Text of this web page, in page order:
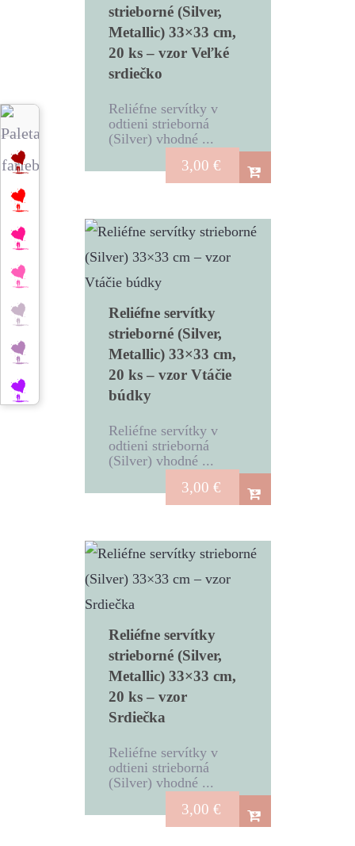
strieborné (Silver,
Metallic) 33×33 cm,
20 ks – vzor Veľké
srdiečko
Reliéfne servítky v
odtieni strieborná
(Silver) vhodné ...
3,00 €
Reliéfne servítky
strieborné (Silver,
Metallic) 33×33 cm,
20 ks – vzor Vtáčie
búdky
Reliéfne servítky v
odtieni strieborná
(Silver) vhodné ...
3,00 €
Reliéfne servítky
strieborné (Silver,
Metallic) 33×33 cm,
20 ks – vzor
Srdiečka
Reliéfne servítky v
odtieni strieborná
(Silver) vhodné ...
3,00 €